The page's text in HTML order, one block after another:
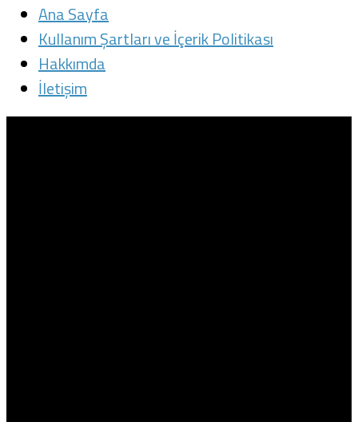
Ana Sayfa
Kullanım Şartları ve İçerik Politikası
Hakkımda
İletişim